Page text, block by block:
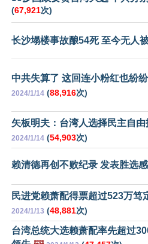
(67,921次)
长沙塌楼事故酿54死 至今无人
中共失算了 这回连小粉红也纷纷
2024/1/14 (88,916次)
矢板明夫：台湾人选择民主自
2024/1/14 (54,903次)
赖清德再创不败纪录 发表胜选
民进党赖萧配得票超过523万笃
2024/1/13 (48,881次)
台湾总统大选赖萧配率先超过